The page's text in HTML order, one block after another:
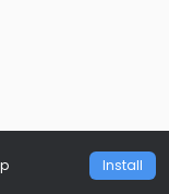
Install